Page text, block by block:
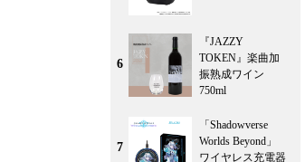
6
『JAZZY
TOKEN』楽曲加
振熟成ワイン
750ml
7
「Shadowverse
Worlds Beyond」
ワイヤレス充電器